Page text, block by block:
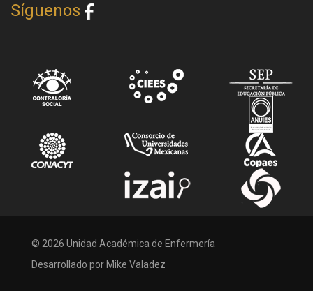
Síguenos
© 2026 Unidad Académica de Enfermería
Desarrollado por Mike Valadez